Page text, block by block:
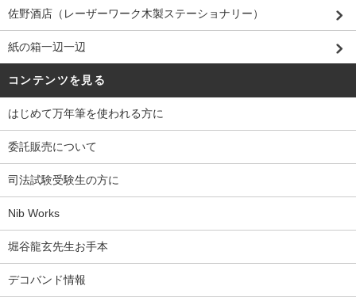
佐野酒店（レーザーワーク木製ステーショナリー）
紙の箱一辺一辺
コンテンツを見る
はじめて万年筆を使われる方に
委託販売について
司法試験受験生の方に
Nib Works
堀谷龍玄先生お手本
デコバンド情報